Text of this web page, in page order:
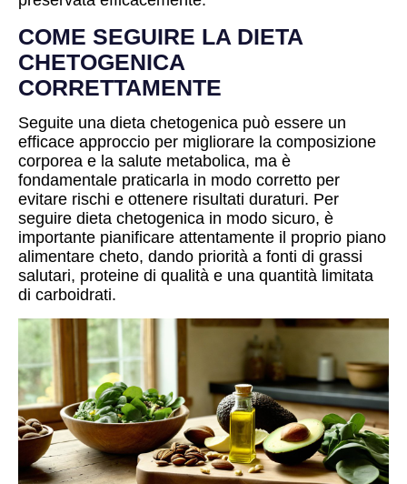
COME SEGUIRE LA DIETA
CHETOGENICA
CORRETTAMENTE
Seguite una dieta chetogenica può essere un
efficace approccio per migliorare la composizione
corporea e la salute metabolica, ma è
fondamentale praticarla in modo corretto per
evitare rischi e ottenere risultati duraturi. Per
seguire dieta chetogenica in modo sicuro, è
importante pianificare attentamente il proprio piano
alimentare cheto, dando priorità a fonti di grassi
salutari, proteine di qualità e una quantità limitata
di carboidrati.